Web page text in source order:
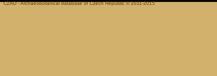
CZAD - Archaeobotanical database of Czech Republic © 2011-2015